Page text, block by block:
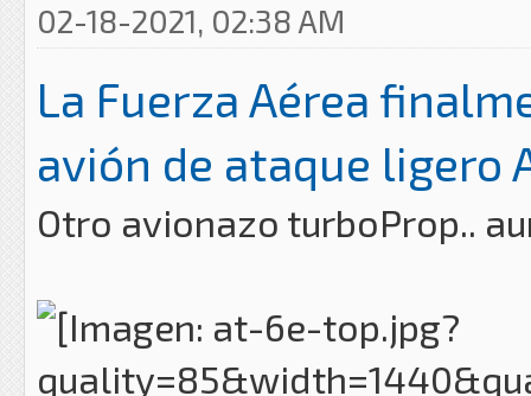
02-18-2021, 02:38 AM
La Fuerza Aérea
avión de ataque ligero
Otro avionazo turboProp..